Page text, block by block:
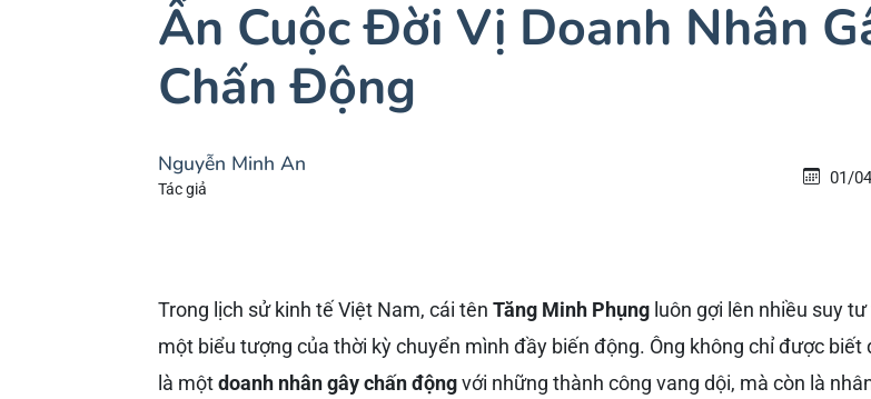
Ẩn Cuộc Đời Vị Doanh Nhân
Chấn Động
Nguyễn Minh An
Tác giả
01/
Trong lịch sử kinh tế Việt Nam, cái tên Tăng Minh Phụng luôn gợi lên nhiều suy tư
một biểu tượng của thời kỳ chuyển mình đầy biến động. Ông không chỉ được biết
là mộtdoanh nhân gây chấn độngvới những thành công vang dội, mà còn là